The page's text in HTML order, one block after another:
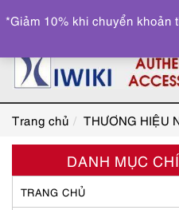
Trang chủ THƯƠNG HIỆU
DANH MỤC
TRANG CHỦ
*Giảm 10% khi chuyển khoản